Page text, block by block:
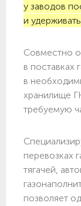
у заводов
и
Совместно
в поставках
в
хранилище
требуемую
перевозках
тягачей,
позволяет